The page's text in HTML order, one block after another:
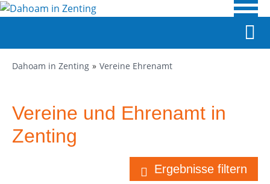
Dahoam in Zenting Vereine Ehrenamt
Vereine und Ehrenamt in
Zenting
Ergebnisse filtern